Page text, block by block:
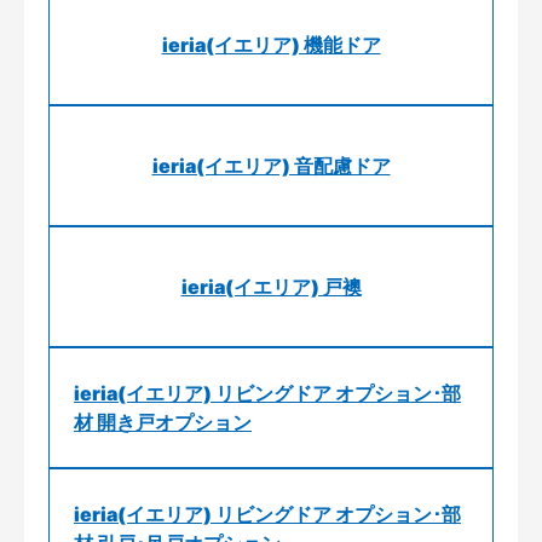
ieria(イエリア) 機能ドア
ieria(イエリア) 音配慮ドア
ieria(イエリア) 戸襖
ieria(イエリア) リビングドア オプション･部
材 開き戸オプション
ieria(イエリア) リビングドア オプション･部